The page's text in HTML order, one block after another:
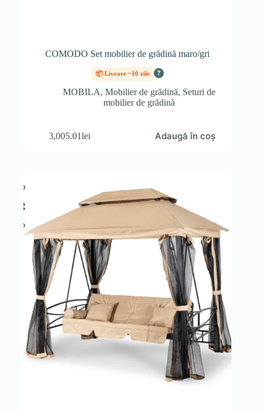
COMODO Set mobilier de grădină maro/gri
📦 Livrare ~10 zile ?
MOBILA,Mobilier de grădină, Seturi de
mobilier de grădină
3,005.01lei Adaugă în coș